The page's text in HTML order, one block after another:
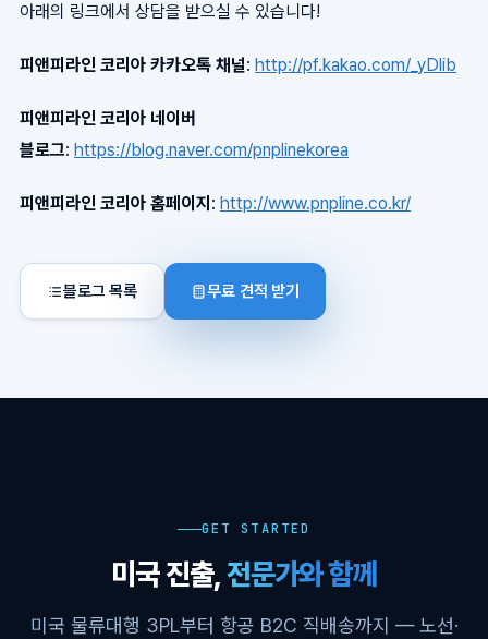
아래의 링크에서 상담을 받으실 수 있습니다!
피앤피라인 코리아 카카오톡 채널: http://pf.kakao.com/_yDlib
피앤피라인 코리아 네이버
블로그: https://blog.naver.com/pnplinekorea
피앤피라인 코리아 홈페이지 : http://www.pnpline.co.kr/
블로그 목록 무료 견적 받기
GET STARTED
미국 진출,전문가와 함께
미국 물류대행 3PL부터 항공 B2C 직배송까지 — 노선·